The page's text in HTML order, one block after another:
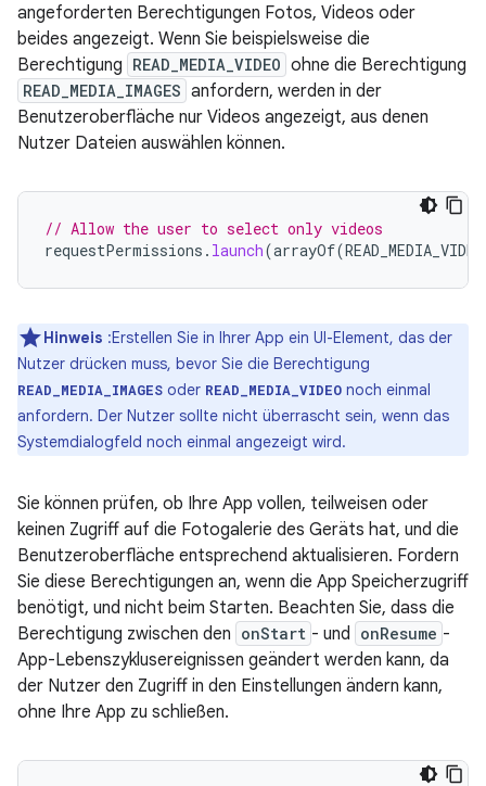
angeforderten Berechtigungen Fotos, Videos oder
beides angezeigt. Wenn Sie beispielsweise die
Berechtigung READ_MEDIA_VIDEO ohne die Berechtigung
READ_MEDIA_IMAGES anfordern, werden in der
Benutzeroberfläche nur Videos angezeigt, aus denen
Nutzer Dateien auswählen können.
// Allow the user to select only videos
requestPermissions . launch(arrayOf(READ_MEDIA_VIDEO
Hinweis :Erstellen Sie in Ihrer App ein UI-Element, das der
Nutzer drücken muss, bevor Sie die Berechtigung
READ_MEDIA_IMAGES oder READ_MEDIA_VIDEO noch einmal
anfordern. Der Nutzer sollte nicht überrascht sein, wenn das
Systemdialogfeld noch einmal angezeigt wird.
Sie können prüfen, ob Ihre App vollen, teilweisen oder
keinen Zugriff auf die Fotogalerie des Geräts hat, und die
Benutzeroberfläche entsprechend aktualisieren. Fordern
Sie diese Berechtigungen an, wenn die App Speicherzugriff
benötigt, und nicht beim Starten. Beachten Sie, dass die
Berechtigung zwischen den onStart - und onResume -
App-Lebenszyklusereignissen geändert werden kann, da
der Nutzer den Zugriff in den Einstellungen ändern kann,
ohne Ihre App zu schließen.